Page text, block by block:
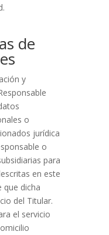
de
y
o
jurídica
o
para
en este
que dicha
del Titular.
el servicio